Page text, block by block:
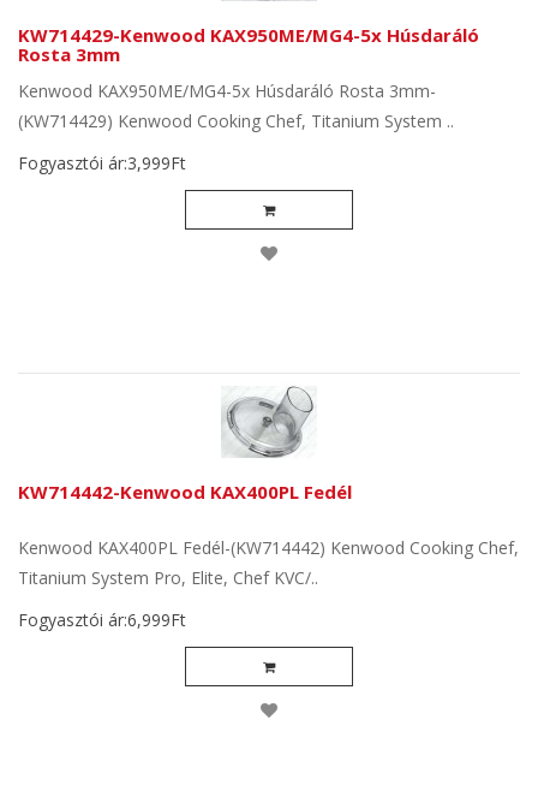
KW714429-Kenwood KAX950ME/MG4-5x Húsdaráló
Rosta 3mm
Kenwood KAX950ME/MG4-5x Húsdaráló Rosta 3mm-
(KW714429) Kenwood Cooking Chef, Titanium System ..
Fogyasztói ár:3,999Ft
KW714442-Kenwood KAX400PL Fedél
Kenwood KAX400PL Fedél-(KW714442) Kenwood Cooking Chef,
Titanium System Pro, Elite, Chef KVC/..
Fogyasztói ár:6,999Ft